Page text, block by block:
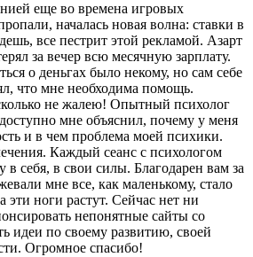
еще во времена игровых
началась новая волна: ставки в
все пестрит этой рекламой. Азарт
за вечер всю месячную зарплату.
о деньгах было некому, но сам себе
что мне необходима помощь.
не жалею! Опытный психолог
мне объяснил, почему у меня
и в чем проблема моей психики.
Каждый сеанс с психологом
в себя, в свои силы. Благодарен вам за
мне все, как маленькому, стало
эти ноги растут. Сейчас нет ни
непонятные сайты со
идеи по своему развитию, своей
Огромное спасибо!